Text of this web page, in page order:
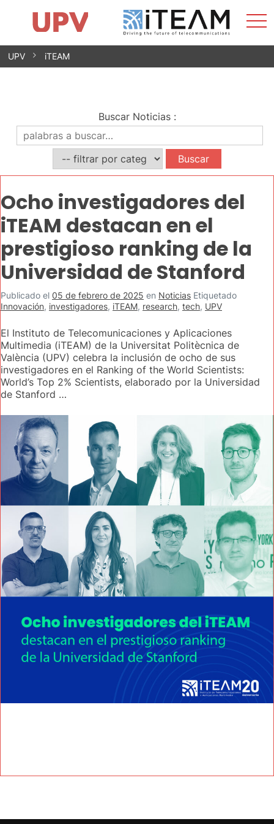
Saltar
Impacto
Grupos de investigación
Instalaciones
Spin-offs
Contacto
Prácticas
Noticias
Unidad de Igualdad
UPV iTEAM
Buscar Noticias:
Ocho investigadores del
iTEAM destacan en el
prestigioso ranking de la
Universidad de Stanford
Publicado el 05 de febrero de 2025 en Noticias Etiquetado
Innovación, investigadores, iTEAM, research, tech, UPV
El Instituto de Telecomunicaciones y Aplicaciones
Multimedia (iTEAM) de la Universitat Politècnica de
València (UPV) celebra la inclusión de ocho de sus
investigadores en el Ranking of the World Scientists:
World’s Top 2% Scientists, elaborado por la Universidad
de Stanford …